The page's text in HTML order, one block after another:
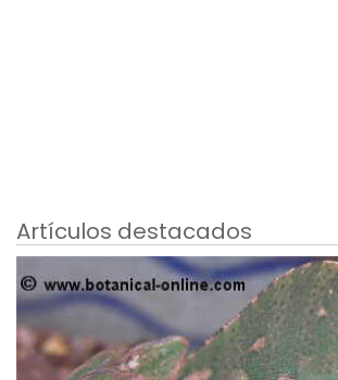
Artículos destacados